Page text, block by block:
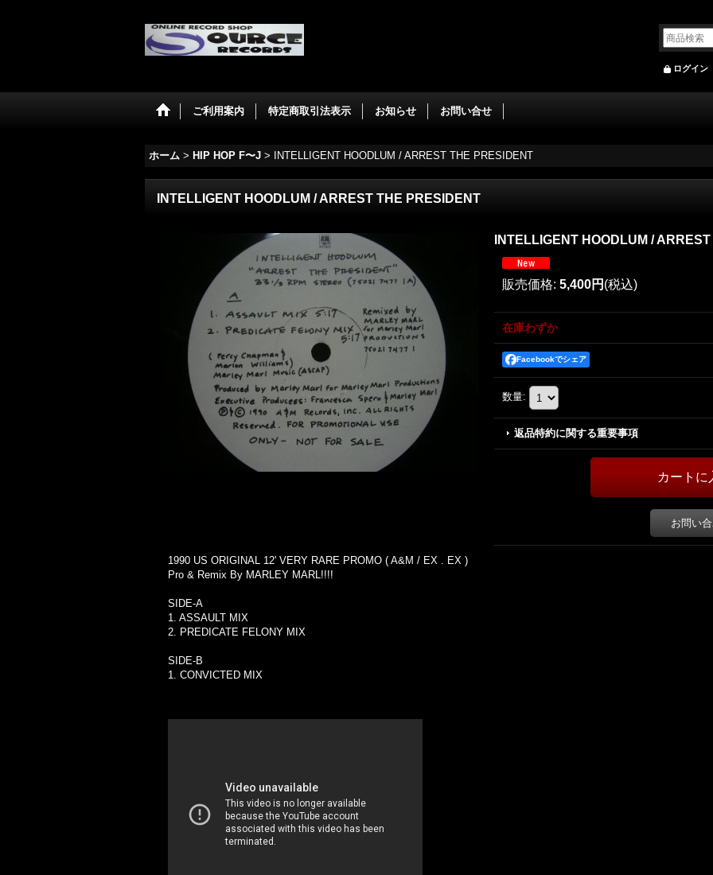
ログイン
ご利用案内 特定商取引法表示 お知らせ お問い合せ
ホーム > HIP HOP F〜J > INTELLIGENT HOODLUM / ARREST THE PRESIDENT
INTELLIGENT HOODLUM / ARREST THE PRESIDENT
INTELLIGENT HOODLUM /
販売価格: 5,400円 (税込)
在庫わずか
Facebookでシェア
数量:
返品特約に関する重要事項
お問い
1990 US ORIGINAL 12' VERY RARE PROMO ( A&M / EX . EX )
Pro & Remix By MARLEY MARL!!!!
SIDE-A
1. ASSAULT MIX
2. PREDICATE FELONY MIX
SIDE-B
1. CONVICTED MIX